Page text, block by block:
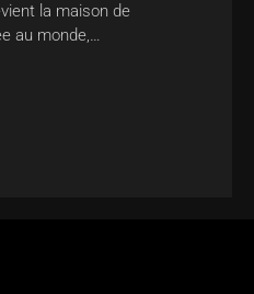
la maison de
au monde,…